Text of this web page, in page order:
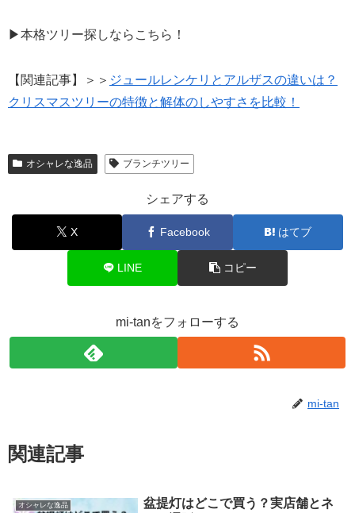
▶本格ツリー探しならこちら！
【関連記事】＞＞ ジュールレンケリとアルザスの違いは？
クリスマスツリーの特徴と解体のしやすさを比較！
オシャレな逸品 ブランチツリー
シェアする
X Facebook はてブ
LINE コピー
mi-tanをフォローする
mi-tan
関連記事
オシャレな逸品
盆提灯はどこで買う？実店舗とネ